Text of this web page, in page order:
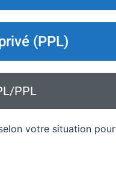
(PPL)
PPL
votre situation